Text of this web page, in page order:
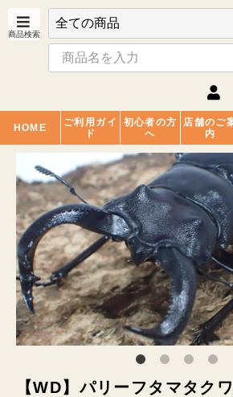
HOME
ご利用ガイ
ド
初心者の方
へ
店舗のご
内
【WD】パリーフタマタク